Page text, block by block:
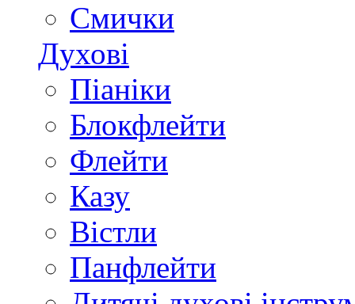
Смички
Духові
Піаніки
Блокфлейти
Флейти
Казу
Вістли
Панфлейти